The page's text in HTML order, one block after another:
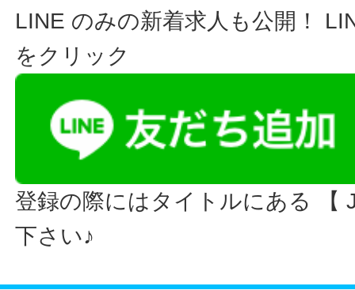
LINE のみの新着求人も公開！
をクリック
登録の際にはタイトルにある 【
下さい♪